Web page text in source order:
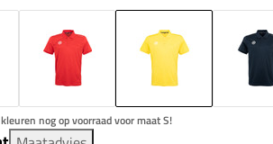
nog op voorraad voor maat S!